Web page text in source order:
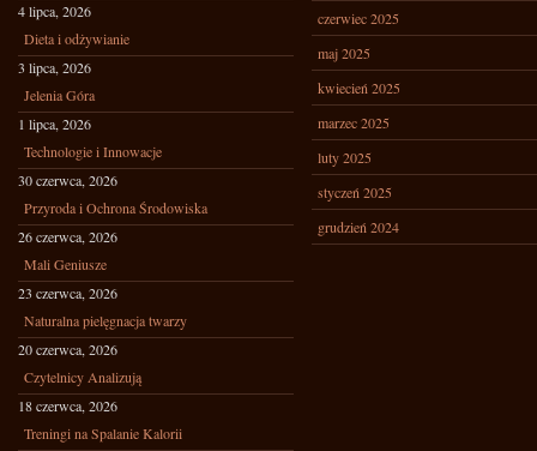
4 lipca, 2026
Dieta i odżywianie
3 lipca, 2026
Jelenia Góra
1 lipca, 2026
Technologie i Innowacje
30 czerwca, 2026
Przyroda i Ochrona Środowiska
26 czerwca, 2026
Mali Geniusze
23 czerwca, 2026
Naturalna pielęgnacja twarzy
20 czerwca, 2026
Czytelnicy Analizują
18 czerwca, 2026
Treningi na Spalanie Kalorii
czerwiec 2025
maj 2025
kwiecień 2025
marzec 2025
luty 2025
styczeń 2025
grudzień 2024